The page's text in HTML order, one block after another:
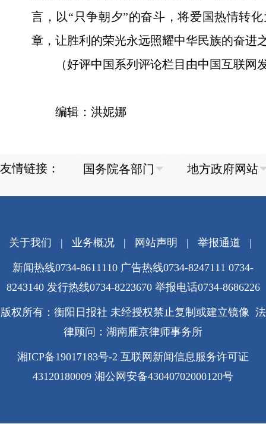
言，以“只争朝夕”的奋斗，将爱国热情转
章，让胜利的荣光永远照耀中华民族的奋进
（好评中国系列评论栏目由中国互联
编辑：洪妮娜
友情链接：
关于我们 | 业务概况| 网站声明 | 举报通道 |
新闻热线0734-8611110 广告热线0734-8247111 0734-
8243140 发行热线0734-8223670 举报电话0734-8686226
版权所有：衡阳日报社 未经授权禁止复制或建立镜像 法
律顾问：湖南雁京律师事务所
湘ICP备19017183号-2 互联网新闻信息服务许可证
43120180009 湘公网安备43040702000120号